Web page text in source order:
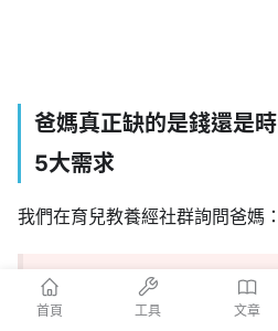
爸媽真正缺的是錢還是
5大需求
我們在育兒教養經社群詢問爸媽：
如果政府願意多幫忙一件
項？
首頁 工具 文章